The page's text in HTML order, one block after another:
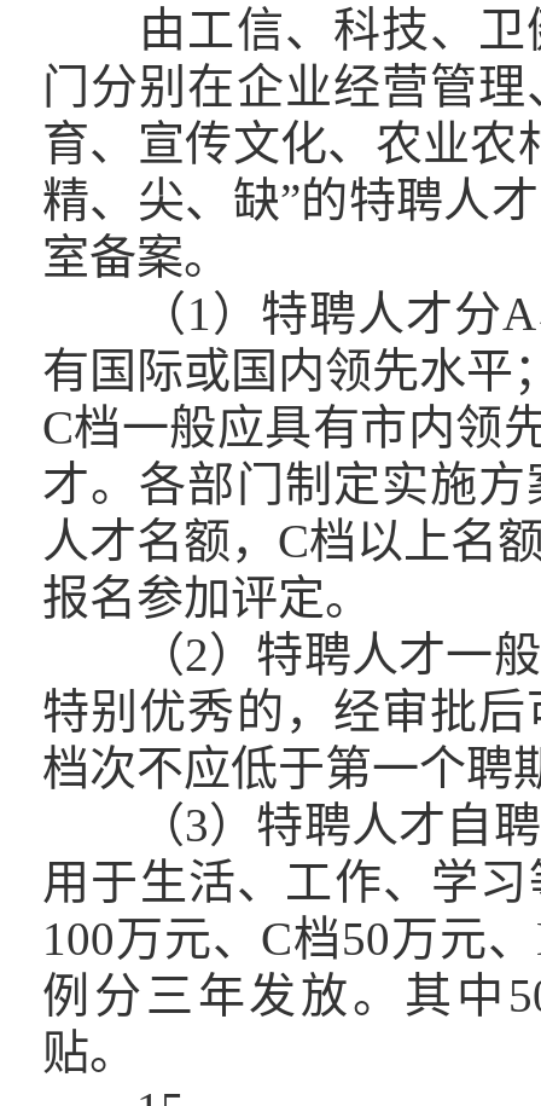
由工信、科技、卫
门分别在企业经营管
育、宣传文化、农业农
精、尖、缺”的特聘人
室备案。
（1）特聘人才分A
有国际或国内领先水平
C档一般应具有市内领
才。各部门制定实施
人才名额，C档以上名
报名参加评定。
（2）特聘人才一般
特别优秀的，经审批
档次不应低于第一个聘
（3）特聘人才自聘
用于生活、工作、学
100万元、C档50万元
例分三年发放。其中
贴。